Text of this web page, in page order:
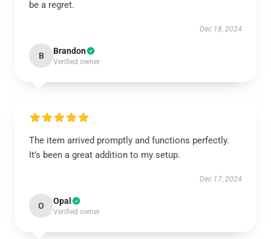
be a regret.
Dec 18, 2024
B Brandon
Verified owner
The item arrived promptly and functions perfectly.
It’s been a great addition to my setup.
Dec 17, 2024
O Opal
Verified owner